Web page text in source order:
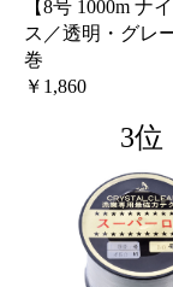
【8号 1000m ナ
ス／透明・グレ
巻
￥1,860
3位